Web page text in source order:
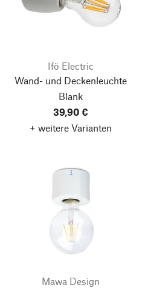
Ifö Electric
Wand- und Deckenleuchte
Blank
39,90 €
+ weitere Varianten
Mawa Design